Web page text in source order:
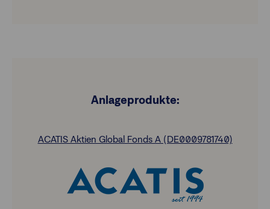
Anlageprodukte:
ACATIS Aktien Global Fonds A (DE0009781740)